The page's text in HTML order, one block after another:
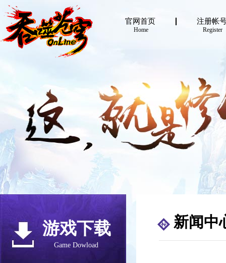
官网首页
Home
注册帐
Register
游戏下载
Game Dowload
新闻中